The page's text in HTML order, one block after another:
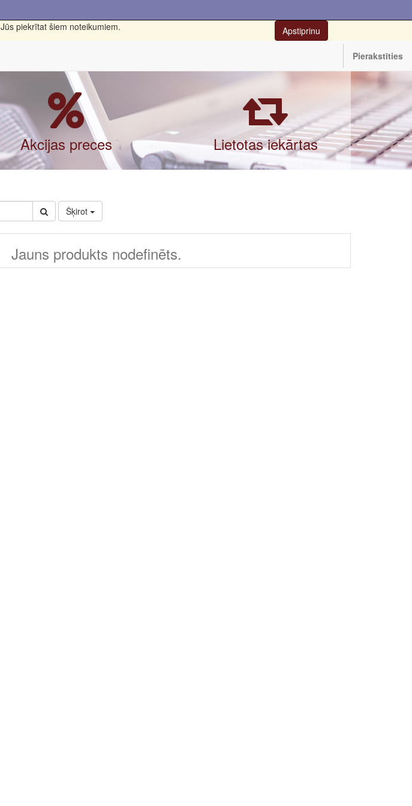
piekrītat šiem noteikumiem. Apstiprinu
Pierakstīties
Akcijas preces Lietotas iekārtas
Šķirot
Jauns produkts nodefinēts.